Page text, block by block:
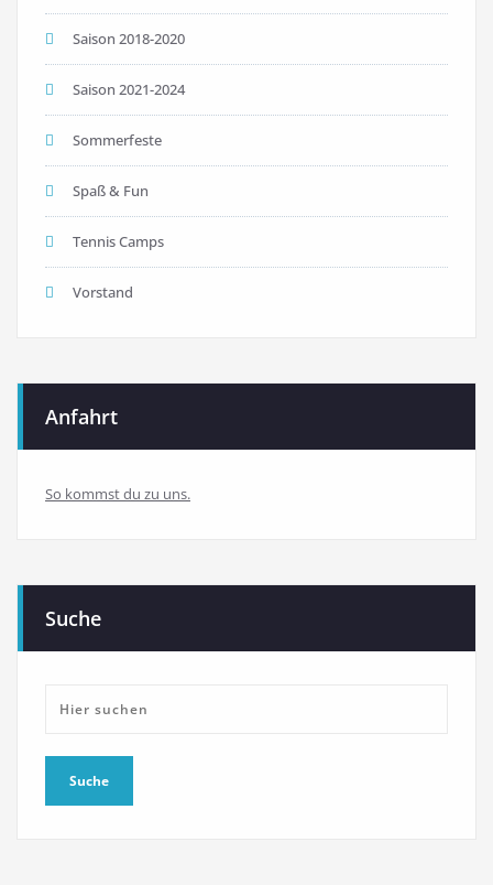
Saison 2018-2020
Saison 2021-2024
Sommerfeste
Spaß & Fun
Tennis Camps
Vorstand
Anfahrt
So kommst du zu uns.
Suche